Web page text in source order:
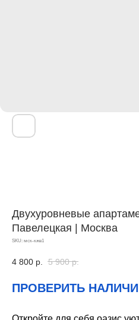
Двухуровневые
Павелецкая | Москва
SKU: мск-кжв1
4 800 р. 5 900 р.
ПРОВЕРИТЬ